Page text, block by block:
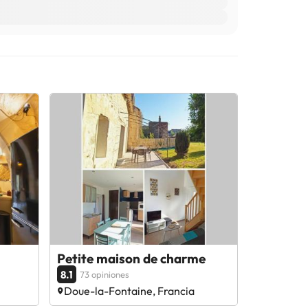
Petite maison de charme
8.1 73 opiniones
Doue-la-Fontaine, Francia